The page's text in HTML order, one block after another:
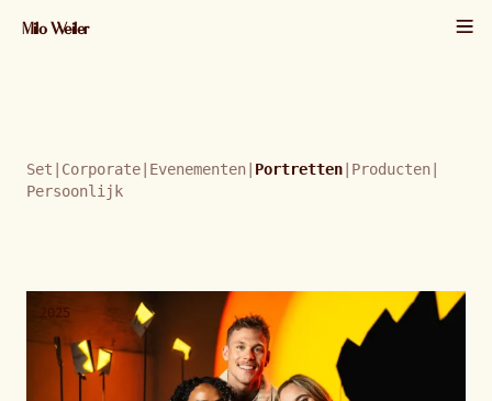
Milo Weiler
Set Corporate Evenementen Portretten Producten
Persoonlijk
2025